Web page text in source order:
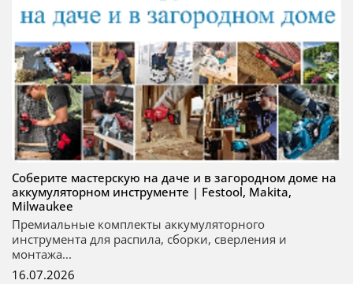
Соберите мастерскую на даче и в загородном доме на
аккумуляторном инструменте | Festool, Makita,
Milwaukee
Премиальные комплекты аккумуляторного
инструмента для распила, сборки, сверления и
монтажа...
16.07.2026